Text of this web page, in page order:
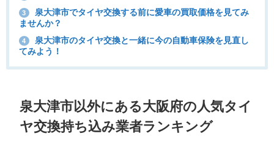
3
泉大津市でタイヤ交換する前に愛車の買取価格を見てみ
ませんか？
4
泉大津市のタイヤ交換と一緒に今の自動車保険を見直し
てみよう！
泉大津市以外にある大阪府の人気タイ
ヤ交換持ち込み業者ランキング